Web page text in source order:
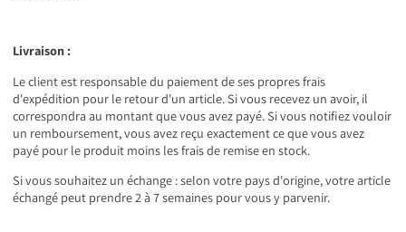
Livraison :
Le client est responsable du paiement de ses propres frais
d'expédition pour le retour d'un article. Si vous recevez un avoir, il
correspondra au montant que vous avez payé. Si vous notifiez vouloir
un remboursement, vous avez reçu exactement ce que vous avez
payé pour le produit moins les frais de remise en stock.
Si vous souhaitez un échange : selon votre pays d'origine, votre article
échangé peut prendre 2 à 7 semaines pour vous y parvenir.